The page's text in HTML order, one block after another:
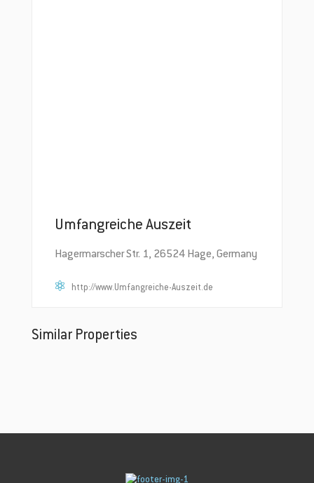
Umfangreiche Auszeit
Hagermarscher Str. 1, 26524 Hage, Germany
http://www.Umfangreiche-Auszeit.de
Similar Properties